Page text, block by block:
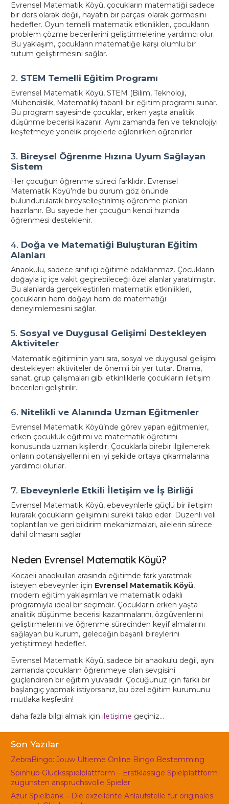
Evrensel Matematik Köyü, çocukların matematiği sadece
bir ders olarak değil, hayatın bir parçası olarak görmesini
hedefler. Oyun temelli matematik etkinlikleri, çocukların
problem çözme becerilerini geliştirmelerine yardımcı olur.
Bu yaklaşım, çocukların matematiğe karşı olumlu bir
tutum geliştirmesini sağlar.
2. STEM Temelli Eğitim Programı
Evrensel Matematik Köyü, STEM (Bilim, Teknoloji,
Mühendislik, Matematik) tabanlı bir eğitim programı sunar.
Bu program sayesinde çocuklar, erken yaşta analitik
düşünme becerisi kazanır. Aynı zamanda fen ve teknolojiyi
keşfetmeye yönelik projelerle eğlenirken öğrenirler.
3. Bireysel Öğrenme Hızına Uyum Sağlayan
Sistem
Her çocuğun öğrenme süreci farklıdır. Evrensel
Matematik Köyü’nde bu durum göz önünde
bulundurularak bireyselleştirilmiş öğrenme planları
hazırlanır. Bu sayede her çocuğun kendi hızında
öğrenmesi desteklenir.
4. Doğa ve Matematiği Buluşturan Eğitim
Alanları
Anaokulu, sadece sınıf içi eğitime odaklanmaz. Çocukların
doğayla iç içe vakit geçirebileceği özel alanlar yaratılmıştır.
Bu alanlarda gerçekleştirilen matematik etkinlikleri,
çocukların hem doğayı hem de matematiği
deneyimlemesini sağlar.
5. Sosyal ve Duygusal Gelişimi Destekleyen
Aktiviteler
Matematik eğitiminin yanı sıra, sosyal ve duygusal gelişimi
destekleyen aktiviteler de önemli bir yer tutar. Drama,
sanat, grup çalışmaları gibi etkinliklerle çocukların iletişim
becerileri geliştirilir.
6. Nitelikli ve Alanında Uzman Eğitmenler
Evrensel Matematik Köyü’nde görev yapan eğitmenler,
erken çocukluk eğitimi ve matematik öğretimi
konusunda uzman kişilerdir. Çocuklarla birebir ilgilenerek
onların potansiyellerini en iyi şekilde ortaya çıkarmalarına
yardımcı olurlar.
7. Ebeveynlerle Etkili İletişim ve İş Birliği
Evrensel Matematik Köyü, ebeveynlerle güçlü bir iletişim
kurarak çocukların gelişimini sürekli takip eder. Düzenli veli
toplantıları ve geri bildirim mekanizmaları, ailelerin sürece
dahil olmasını sağlar.
Neden Evrensel Matematik Köyü?
Kocaeli anaokulları arasında eğitimde fark yaratmak
isteyen ebeveynler için Evrensel Matematik Köyü,
modern eğitim yaklaşımları ve matematik odaklı
programıyla ideal bir seçimdir. Çocukların erken yaşta
analitik düşünme becerisi kazanmalarını, özgüvenlerini
geliştirmelerini ve öğrenme sürecinden keyif almalarını
sağlayan bu kurum, geleceğin başarılı bireylerini
yetiştirmeyi hedefler.
Evrensel Matematik Köyü, sadece bir anaokulu değil, aynı
zamanda çocukların öğrenmeye olan sevgisini
güçlendiren bir eğitim yuvasıdır. Çocuğunuz için farklı bir
başlangıç yapmak istiyorsanız, bu özel eğitim kurumunu
mutlaka keşfedin!
daha fazla bilgi almak için iletişime geçiniz…
Son Yazılar
ZebraBingo: Jouw Ultieme Online Bingo Bestemming
Spinhub Glücksspielplattform – Erstklassige Spielplattform
zugunsten anspruchsvolle Spieler
Azur Spielbank – Die exzellente Anlaufstelle für originales